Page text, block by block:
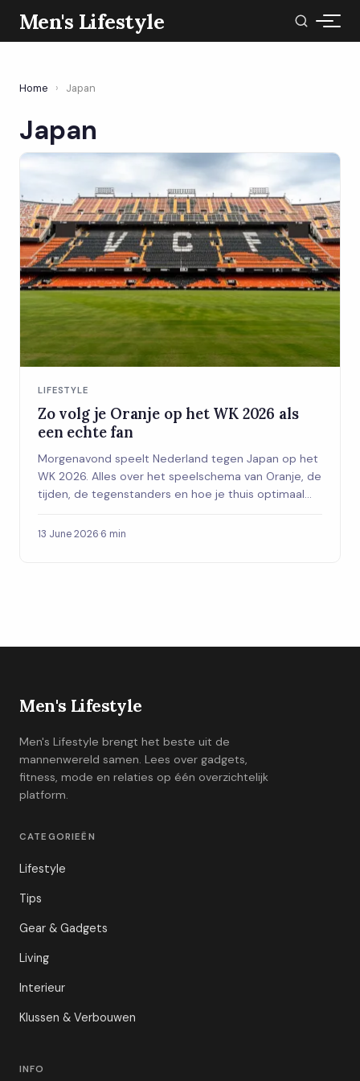
Men's Lifestyle
Home › Japan
Japan
LIFESTYLE
Zo volg je Oranje op het WK 2026 als
een echte fan
Morgenavond speelt Nederland tegen Japan op het
WK 2026. Alles over het speelschema van Oranje, de
tijden, de tegenstanders en hoe je thuis optimaal
13 June 2026·6 min
Men's Lifestyle
Men's Lifestyle brengt het beste uit de
mannenwereld samen. Lees over gadgets,
fitness, mode en relaties op één overzichtelijk
platform.
CATEGORIEËN
Lifestyle
Tips
Gear & Gadgets
Living
Interieur
Klussen & Verbouwen
INFO